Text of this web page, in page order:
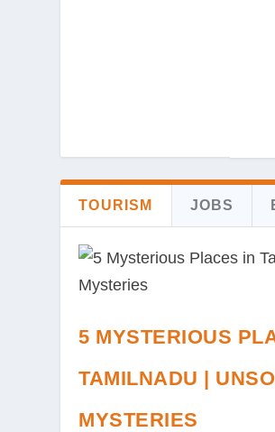
TOURISM JOBS
5 MYSTERIOUS
TAMILNADU |
MYSTERIES